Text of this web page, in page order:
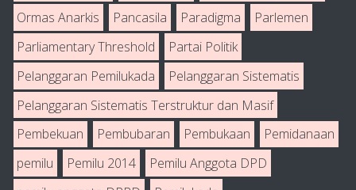
Ormas Anarkis
Pancasila Paradigma
Parlemen
Parliamentary Threshold
Partai Politik
Pelanggaran Pemilukada
Pelanggaran Sistematis
Pelanggaran Sistematis Terstruktur dan Masif
Pembekuan
Pembubaran Pembukaan
Pemidanaan
pemilu
Pemilu 2014
Pemilu Anggota DPD